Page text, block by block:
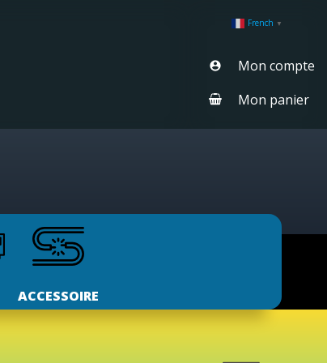
French ▼
Mon compte
Mon panier
ACCESSOIRE